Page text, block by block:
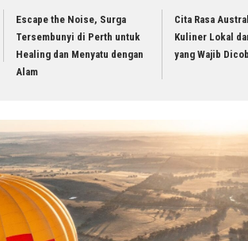
Escape the Noise, Surga
Tersembunyi di Perth untuk
Healing dan Menyatu dengan
Alam
Cita Rasa
Kuliner Lokal
yang Wajib